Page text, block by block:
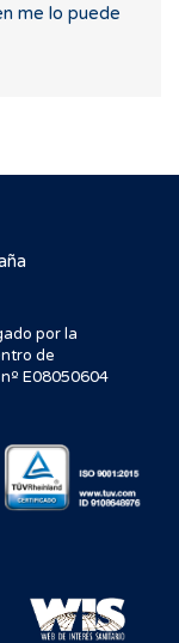
me lo puede
por la
de
E08050604